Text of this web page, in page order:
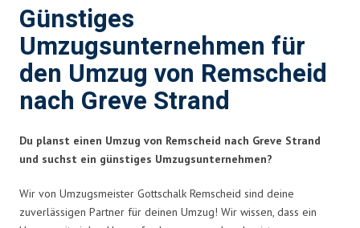
Günstiges
Umzugsunternehmen für
den Umzug von Remscheid
nach Greve Strand
Du planst einen Umzug von Remscheid nach Greve Strand
und suchst ein günstiges Umzugsunternehmen?
Wir von Umzugsmeister Gottschalk Remscheid sind deine
zuverlässigen Partner für deinen Umzug! Wir wissen, dass ein